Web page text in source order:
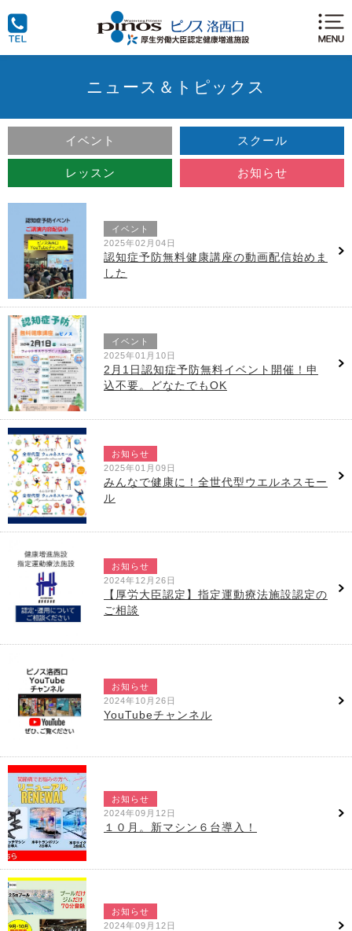
ニュース＆トピックス
イベント スクール
レッスン お知らせ
イベント
2025年02月04日
認知症予防無料健康講座の動画配信始めま
した
イベント
2025年01月10日
2月1日認知症予防無料イベント開催！申
込不要。どなたでもOK
お知らせ
2025年01月09日
みんなで健康に！全世代型ウエルネスモー
ル
お知らせ
2024年12月26日
【厚労大臣認定】指定運動療法施設認定の
ご相談
お知らせ
2024年10月26日
YouTubeチャンネル
お知らせ
2024年09月12日
１０月。新マシン６台導入！
お知らせ
2024年09月12日